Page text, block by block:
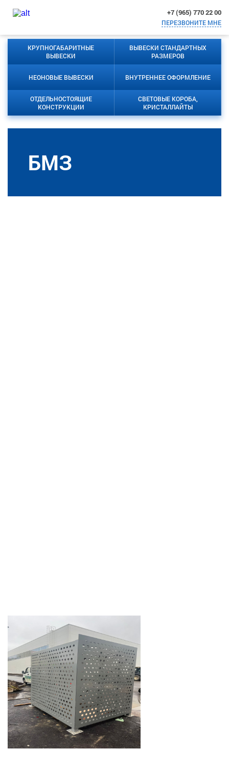
+7 (965) 770 22 00
ПЕРЕЗВОНИТЕ МНЕ
КРУПНОГАБАРИТНЫЕ
ВЫВЕСКИ
ВЫВЕСКИ СТАНДАРТНЫХ
РАЗМЕРОВ
НЕОНОВЫЕ ВЫВЕСКИ ВНУТРЕННЕЕ ОФОРМЛЕНИЕ
ОТДЕЛЬНОСТОЯЩИЕ
КОНСТРУКЦИИ
СВЕТОВЫЕ КОРОБА,
КРИСТАЛЛАЙТЫ
БМЗ